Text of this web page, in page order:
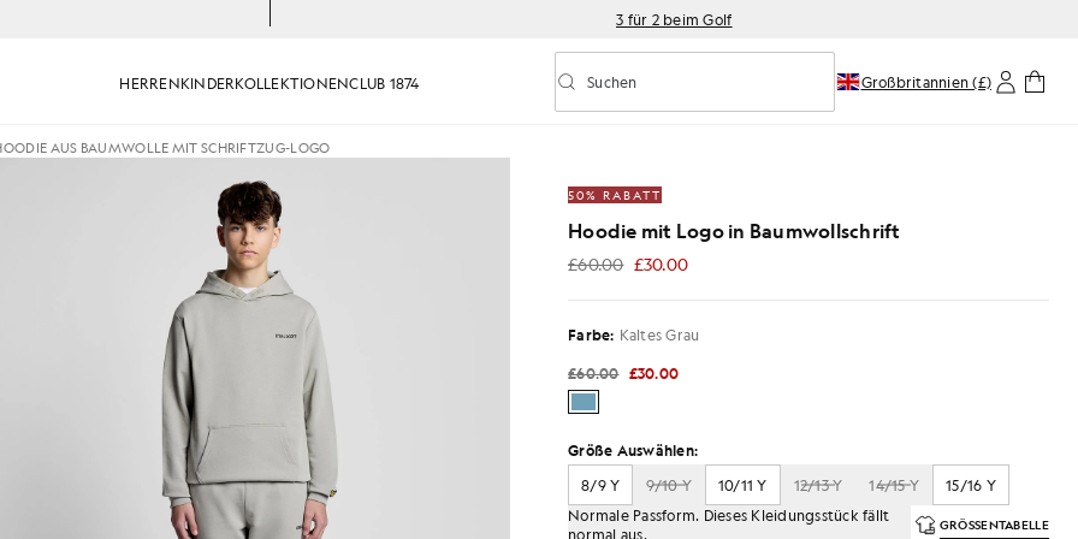
3 für 2 beim Golf
HERRENKINDERKOLLEKTIONENCLUB 1874 Vorausschauende Suche ein-/ausschalten
Suchen Großbritannien (£)
AUS BAUMWOLLE MIT SCHRIFTZUG-LOGO
50% RABATT
Hoodie mit Logo in Baumwollschrift
£60.00 £30.00
£30.00
Farbe: Kaltes Grau
£60.00 £30.00
Größe Auswählen:
8/9 Y
9/10 Y 10/11 Y 12/13 Y 14/15 Y
15/16 Y
Normale Passform. Dieses Kleidungsstück fällt
normal aus.
GRÖSSENTABELLE